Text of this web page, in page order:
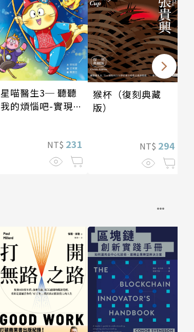
星喵醫生3─ 聽聽
我的煩惱吧-實現自
NT$ 231
猴杯（復刻典藏
版）
NT$ 294